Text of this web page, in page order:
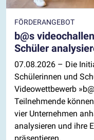
FÖRDERANGEBOT
b@s
Schüler
07.08.2026 – Die
Schülerinnen und
Videowettbewerb
Teilnehmende
vier Unternehmen
analysieren und ihre